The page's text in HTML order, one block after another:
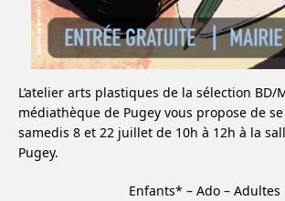
L’atelier arts plastiques de la sélection BD/
médiathèque de Pugey vous propose de
samedis 8 et 22 juillet de 10h à 12h à la
Pugey.
Enfants* – Ado – Adultes